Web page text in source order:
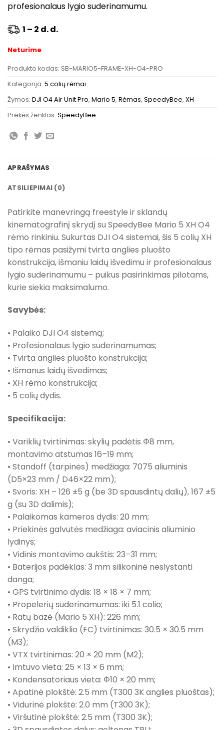
profesionalaus lygio suderinamumu.
1 – 2 d. d.
Neturime
Produkto kodas: SB-MARIO5-FRAME-XH-O4-PRO
Kategorija: 5 colių rėmai
Žymos: DJI O4 Air Unit Pro, Mario 5, Rėmas, SpeedyBee, XH
Prekės ženklas: SpeedyBee
APRAŠYMAS
ATSILIEPIMAI (0)
Patirkite manevringą freestyle ir sklandų
kinematografinį skrydį su SpeedyBee Mario 5 XH O4
rėmo rinkiniu. Sukurtas DJI O4 sistemai, šis 5 colių XH
tipo rėmas pasižymi tvirta anglies pluošto
konstrukcija, išmaniu laidų išvedimu ir profesionalaus
lygio suderinamumu – puikus pasirinkimas pilotams,
kurie siekia maksimalumo.
Savybės:
• Palaiko DJI O4 sistemą;
• Profesionalaus lygio suderinamumas;
• Tvirta anglies pluošto konstrukcija;
• Išmanus laidų išvedimas;
• XH rėmo konstrukcija;
• 5 colių dydis.
Specifikacija:
• Variklių tvirtinimas: skylių padėtis Φ8 mm,
montavimo atstumas 16–19 mm;
• Standoff (tarpinės) medžiaga: 7075 aliuminis
(D5×23 mm / D46×22 mm);
• Svoris: XH – 126 ±5 g (be 3D spausdintų dalių), 167 ±5
g (su 3D dalimis);
• Palaikomas kameros dydis: 20 mm;
• Priekinės galvutės medžiaga: aviacinis aliuminio
lydinys;
• Vidinis montavimo aukštis: 23–31 mm;
• Baterijos padėklas: 3 mm silikoninė neslystanti
danga;
• GPS tvirtinimo dydis: 18 × 18 × 7 mm;
• Propelerių suderinamumas: iki 5.1 colio;
• Ratų bazė (Mario 5 XH): 226 mm;
• Skrydžio valdiklio (FC) tvirtinimas: 30.5 × 30.5 mm
(M3);
• VTX tvirtinimas: 20 × 20 mm (M2);
• Imtuvo vieta: 25 × 13 × 6 mm;
• Kondensatoriaus vieta: Φ10 × 20 mm;
• Apatinė plokštė: 2.5 mm (T300 3K anglies pluoštas);
• Vidurinė plokštė: 2.0 mm (T300 3K);
• Viršutinė plokštė: 2.5 mm (T300 3K);